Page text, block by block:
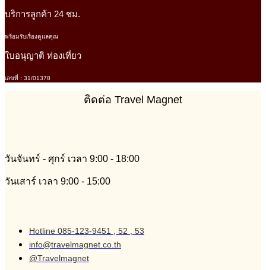
บริการลูกค้า 24 ชม.
พร้อมรับเรื่องดูแลคุณ
ใบอนุญาติ ท่องเที่ยว
เลขที่ : 31/01378
ติดต่อ Travel Magnet
วันจันทร์ - ศุกร์ เวลา 9:00 - 18:00
วันเสาร์ เวลา 9:00 - 15:00
Hotline 085-123-9451 , 52 , 53
info@travelmagnet.co.th
@Travelmagnet